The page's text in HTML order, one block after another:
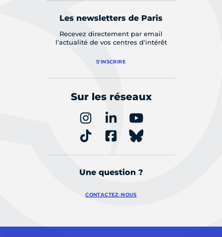
Les newsletters de Paris
Recevez directement par email
l'actualité de vos centres d'intérêt
S'INSCRIRE
Sur les réseaux
Une question ?
CONTACTEZ-NOUS